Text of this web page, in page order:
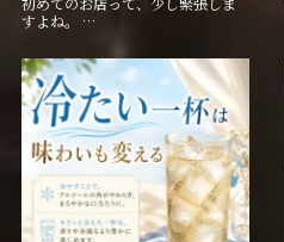
すよね。 …